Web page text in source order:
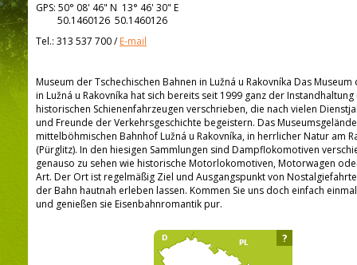
GPS: 50° 08' 46" N 13° 46' 30" E
50.1460126 50.1460126
Tel.: 313 537 700/E-mail
Museum der Tschechischen Bahnen in Lužná u Rakovníka Das
in Lužná u Rakovníka hat sich bereits seit 1999 ganz der
historischen Schienenfahrzeugen verschrieben, die nach vielen
und Freunde der Verkehrsgeschichte begeistern. Das
mittelböhmischen Bahnhof Lužná u Rakovníka, in herrlicher Natur am
(Pürglitz). In den hiesigen Sammlungen sind Dampflokomotiven
genauso zu sehen wie historische Motorlokomotiven, Motorwagen
Art. Der Ort ist regelmäßig Ziel und Ausgangspunkt von
der Bahn hautnah erleben lassen. Kommen Sie uns doch einfach
und genießen sie Eisenbahnromantik pur.
?